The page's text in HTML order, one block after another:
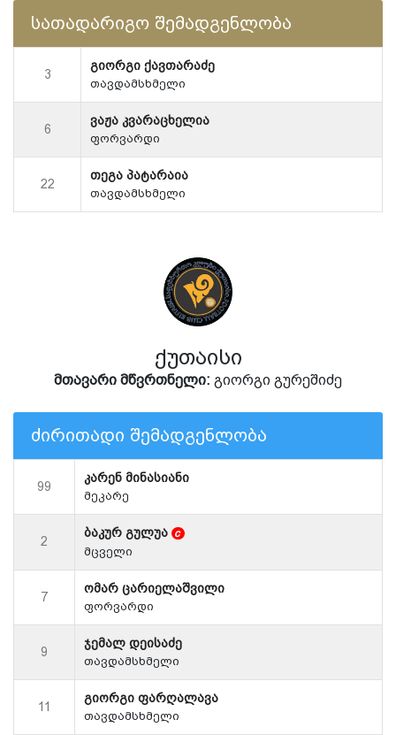
სათადარიგო შემადგენლობა
3
გიორგი ქავთარაძე
თავდამსხმელი
6
ვაჟა კვარაცხელია
ფორვარდი
22
თეგა პატარაია
თავდამსხმელი
ქუთაისი
მთავარი მწვრთნელი: გიორგი გურეშიძე
ძირითადი შემადგენლობა
99
კარენ მინასიანი
მეკარე
2
ბაკურ გულუა c
მცველი
7
ომარ ცარიელაშვილი
ფორვარდი
9
ჯემალ დეისაძე
თავდამსხმელი
11
გიორგი ფარღალავა
თავდამსხმელი